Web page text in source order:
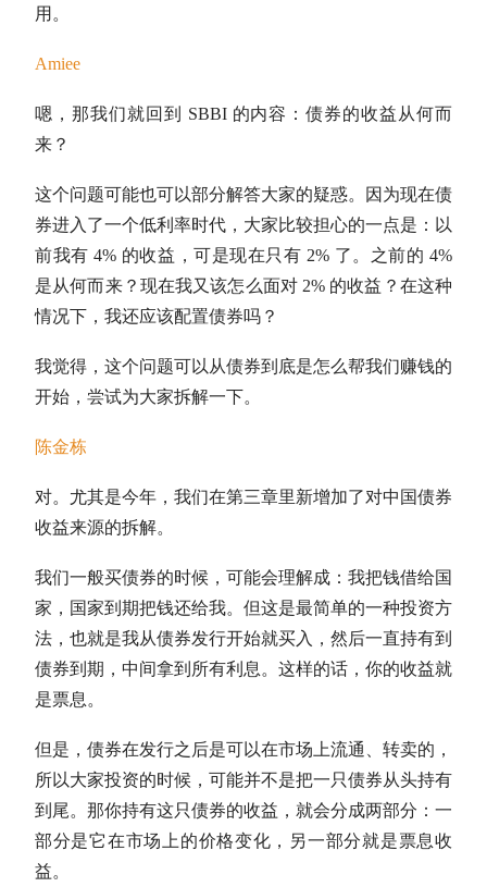
用。
Amiee
嗯，那我们就回到 SBBI 的内容：债券的收益从何而
来？
这个问题可能也可以部分解答大家的疑惑。因为现在债
券进入了一个低利率时代，大家比较担心的一点是：以
前我有 4% 的收益，可是现在只有 2% 了。之前的 4%
是从何而来？现在我又该怎么面对 2% 的收益？在这种
情况下，我还应该配置债券吗？
我觉得，这个问题可以从债券到底是怎么帮我们赚钱的
开始，尝试为大家拆解一下。
陈金栋
对。尤其是今年，我们在第三章里新增加了对中 国债券
收益来源的拆解。
我们一般买债券的时候，可能会理解成：我把钱借给国
家，国家到期把钱还给我。但这是最简单的一种投资方
法，也就是我从债券发行开始就买入，然后一直持有到
债券到期，中间拿到所有利息。这样的话，你的收益就
是票息 。
但是，债券在发行之后是可以在市场上流通、转卖的，
所以大家投资的时候，可能并不是把一只债券从头持有
到尾。那你持有这只债券的收益，就会分成两部分：一
部分是它在市场上的价格变化，另一部分就是票息收
益。